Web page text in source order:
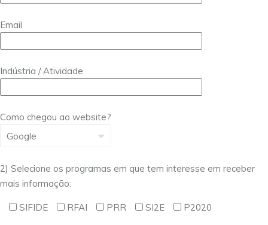
Email
Indústria / Atividade
Como chegou ao website?
2) Selecione os programas em que tem interesse em receber
mais informação:
SIFIDE RFAI PRR SI2E P2020